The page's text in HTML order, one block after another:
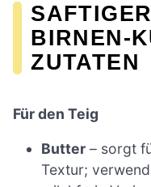
BIRNEN-
ZUTATEN
Für den Teig
Butter – sorgt
Textur;